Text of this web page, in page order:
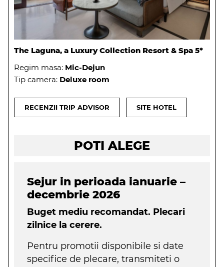
The Laguna, a Luxury Collection Resort & Spa 5*
Regim masa: Mic-Dejun
Tip camera: Deluxe room
RECENZII TRIP ADVISOR SITE HOTEL
POTI ALEGE
Sejur in perioada ianuarie –
decembrie 2026
Buget mediu recomandat. Plecari
zilnice la cerere.
Pentru promotii disponibile si date
specifice de plecare, transmiteti o